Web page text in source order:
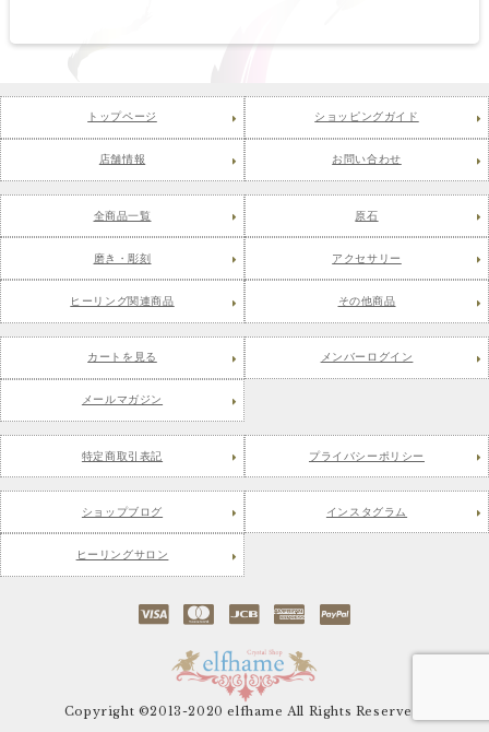
トップページ ショッピングガイド
店舗情報 お問い合わせ
全商品一覧 原石
磨き・彫刻 アクセサリー
ヒーリング関連商品 その他商品
カートを見る メンバーログイン
メールマガジン
特定商取引表記 プライバシーポリシー
ショップブログ インスタグラム
ヒーリングサロン
Copyright ©2013-2020 elfhame All Rights Reserved.